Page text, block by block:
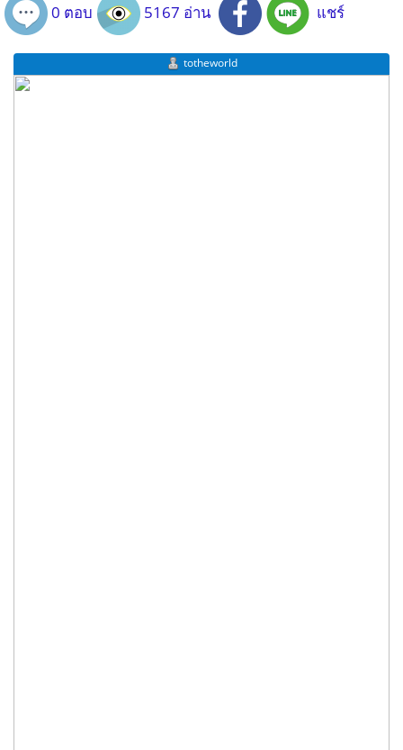
0 ตอบ 5167 อ่าน แชร์
totheworld